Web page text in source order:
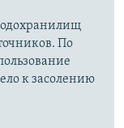
По
к засолению